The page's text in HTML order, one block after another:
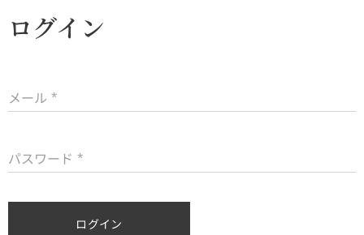
ログイン
メール
パスワード
ログイン